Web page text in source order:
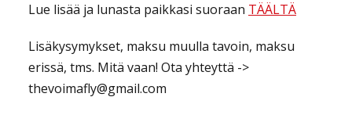
Lue lisää ja lunasta paikkasi suoraan TÄÄLTÄ
Lisäkysymykset, maksu muulla tavoin, maksu
erissä, tms. Mitä vaan! Ota yhteyttä ->
thevoimafly@gmail.com